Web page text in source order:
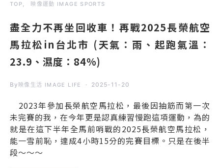
TOP 映像運動 IMAGE SPORTS
盡全力不再坐回收車！再戰2025長榮航空
馬拉松in台北市 (天氣：雨、起跑氣溫：
23.9、濕度：84%)
By 映像生活 IMAGE LIFE 2025-11-20
2023年參加長榮航空馬拉松，最後因抽筋而第一次
未完賽的我，在今年更是認真練習慢跑這項運動，為的
就是在這下半年全馬前哨戰的2025長榮航空馬拉松，
能一雪前恥，達成4小時15分的完賽目標。只是在後半
段～～～